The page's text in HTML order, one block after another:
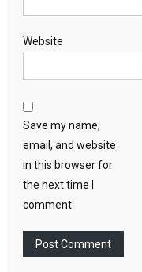
Website
Save my name,
email, and website
in this browser for
the next time I
comment.